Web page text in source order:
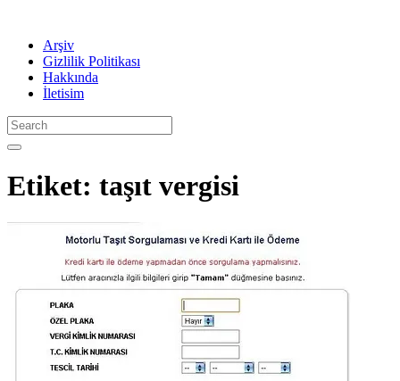
Arşiv
Gizlilik Politikası
Hakkında
İletisim
Etiket: taşıt vergisi